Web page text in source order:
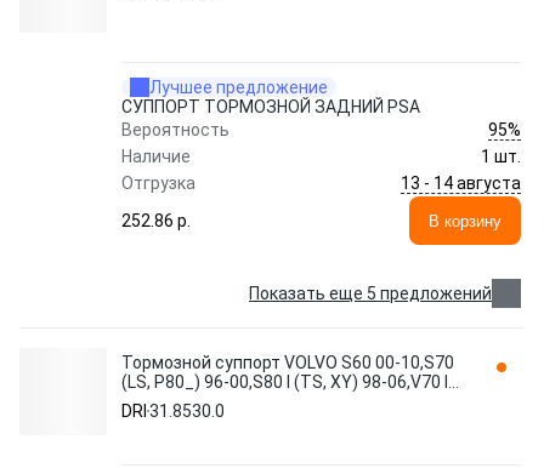
Лучшее предложение
СУППОРТ ТОРМОЗНОЙ ЗАДНИЙ PSA
Вероятность
95%
Наличие
1 шт.
Отгрузка
13 - 14 августа
252.86 p.
В корзину
Показать еще 5 предложений
Тормозной суппорт VOLVO S60 00-10,S70
(LS, P80_) 96-00,S80 I (TS, XY) 98-06,V70 I
(LV, P80_) 97 MSG 31.8530.0 DRI
DRI 31.8530.0